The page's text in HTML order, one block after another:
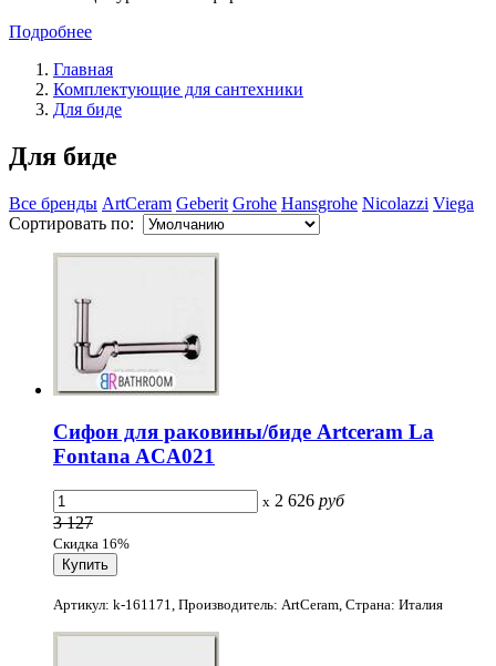
Подробнее
Главная
Комплектующие для сантехники
Для биде
Для биде
Все бренды ArtCeram Geberit Grohe Hansgrohe Nicolazzi Viega
Сортировать по:
Сифон для раковины/биде Artceram La
Fontana ACA021
x 2 626 руб
3 127
Скидка 16%
Артикул: k-161171, Производитель: ArtCeram, Страна: Италия